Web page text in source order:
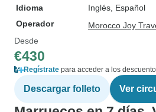
Idioma
Inglés, Español
Operador
Morocco Joy
Desde
€430
Regístrate para acceder a los
Descargar folleto Ver